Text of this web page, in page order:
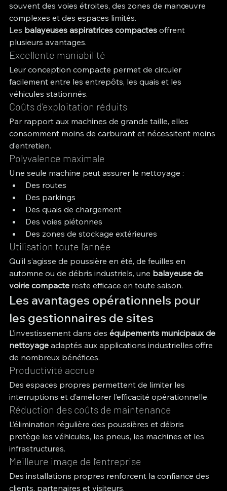
souvent des voies étroites, des zones de manœuvre
complexes et des espaces limités.
Les balayeuses aspiratrices compactes offrent
plusieurs avantages.
Excellente maniabilité
Leur conception compacte permet de circuler
facilement entre les entrepôts, les quais et les
véhicules stationnés.
Coûts d’exploitation réduits
Par rapport aux machines de grande taille, elles
consomment moins de carburant et nécessitent moins
d’entretien.
Polyvalence maximale
Une seule machine peut assurer le nettoyage :
Des routes
Des parkings
Des quais de chargement
Des voies piétonnes
Des zones de stockage extérieures
Utilisation toute l’année
Qu’il s’agisse de poussière en été, de feuilles en
automne ou de débris industriels, une balayeuse de
voirie compacte reste efficace en toute saison.
Les avantages opérationnels pour
les gestionnaires de sites
L’investissement dans des équipements municipaux de
nettoyage adaptés aux applications industrielles offre
de nombreux bénéfices.
Productivité accrue
Des espaces propres permettent de limiter les
interruptions et d’améliorer l’efficacité opérationnelle.
Réduction des coûts de maintenance
L’élimination régulière des poussières et débris
protège les véhicules, les pneus, les machines et les
infrastructures.
Meilleure image de l’entreprise
Des installations propres renforcent la confiance des
clients, partenaires et visiteurs.